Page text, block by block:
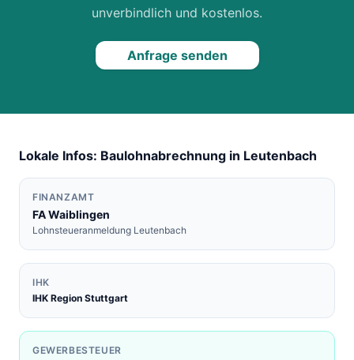
unverbindlich und kostenlos.
Anfrage senden
Lokale Infos: Baulohnabrechnung in Leutenbach
FINANZAMT
FAWaiblingen
Lohnsteueranmeldung Leutenbach
IHK
IHK Region Stuttgart
GEWERBESTEUER